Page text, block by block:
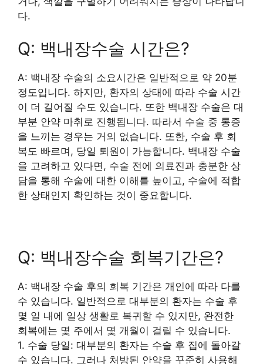
다.
Q: 백내장수술 시간은?
A: 백내장 수술의 소요시간은 일반적으로 약 20분
정도입니다. 하지만, 환자의 상태에 따라 수술 시간
이 더 길어질 수도 있습니다. 또한 백내장 수술은 대
부분 안약 마취로 진행됩니다. 따라서 수술 중 통증
을 느끼는 경우는 거의 없습니다. 또한, 수술 후 회
복도 빠르며, 당일 퇴원이 가능합니다. 백내장 수술
을 고려하고 있다면, 수술 전에 의료진과 충분한 상
담을 통해 수술에 대한 이해를 높이고, 수술에 적합
한 상태인지 확인하는 것이 중요합니다.
Q: 백내장수술 회복기간은?
A: 백내장 수술 후의 회복 기간은 개인에 따라 다를
수 있습니다. 일반적으로 대부분의 환자는 수술 후
몇 일 내에 일상 생활로 복귀할 수 있지만, 완전한
회복에는 몇 주에서 몇 개월이 걸릴 수 있습니다.
1. 수술 당일: 대부분의 환자는 수술 후 집에 돌아갈
수 있습니다. 그러나 처방된 안약을 꾸준히 사용해